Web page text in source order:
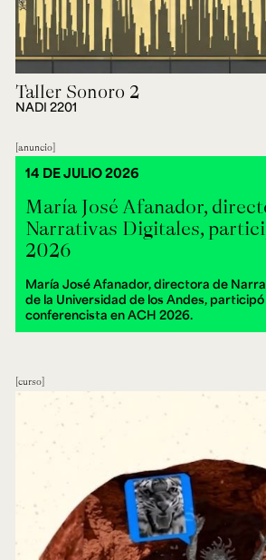
Taller Sonoro 2
NADI 2201
anuncio
María José Afanador,
Narrativas Digitales,
2026
María José Afanador, directora de
de la Universidad de los Andes,
conferencista en ACH 2026.
14 DE JULIO 2026
curso